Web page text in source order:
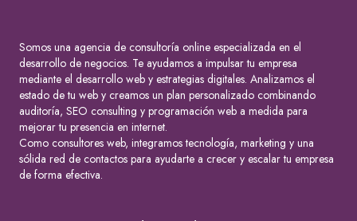
Somos una agencia de consultoría online especializada en el
desarrollo de negocios. Te ayudamos a impulsar tu empresa
mediante el desarrollo web y estrategias digitales. Analizamos el
estado de tu web y creamos un plan personalizado combinando
auditoría, SEO consulting y programación web a medida para
mejorar tu presencia en internet.
Como consultores web, integramos tecnología, marketing y una
sólida red de contactos para ayudarte a crecer y escalar tu empresa
de forma efectiva.